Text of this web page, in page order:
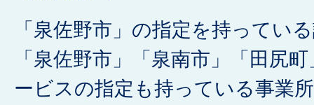
「泉佐野市」の指定を持ってい
「泉佐野市」「泉南市」「田尻
ービスの指定も持っている事業